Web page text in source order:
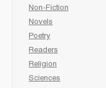
Non-Fiction
Novels
Poetry
Readers
Religion
Sciences